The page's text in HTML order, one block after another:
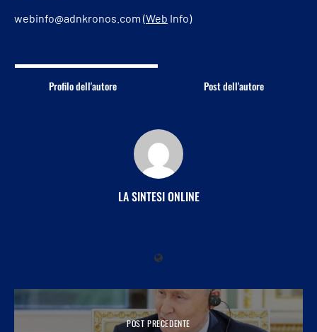
webinfo@adnkronos.com (Web Info)
Profilo dell'autore Post dell'autore
LA SINTESI ONLINE
POST PRECEDENTE